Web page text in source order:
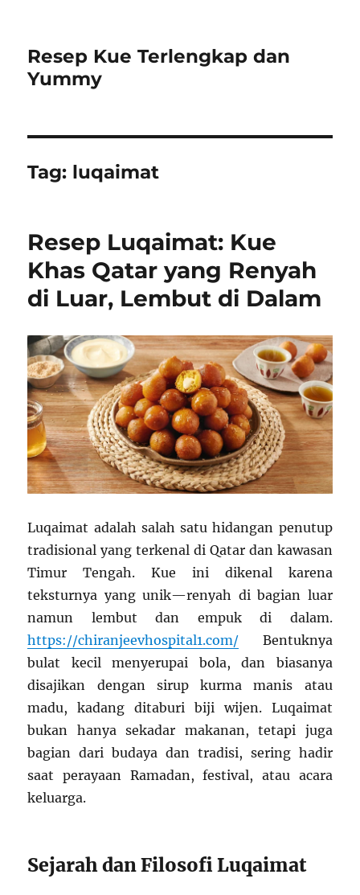
Resep Kue Terlengkap dan
Yummy
Tag: luqaimat
Resep Luqaimat: Kue
Khas Qatar yang Renyah
di Luar, Lembut di Dalam
Luqaimat adalah salah satu hidangan penutup
tradisional yang terkenal di Qatar dan kawasan
Timur Tengah. Kue ini dikenal karena
teksturnya yang unik—renyah di bagian luar
namun lembut dan empuk di dalam.
https://chiranjeevhospital1.com/ Bentuknya
bulat kecil menyerupai bola, dan biasanya
disajikan dengan sirup kurma manis atau
madu, kadang ditaburi biji wijen. Luqaimat
bukan hanya sekadar makanan, tetapi juga
bagian dari budaya dan tradisi, sering hadir
saat perayaan Ramadan, festival, atau acara
keluarga.
Sejarah dan Filosofi Luqaimat